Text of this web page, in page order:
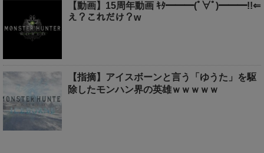
【動画】15周年動画 ｷﾀ━━━(ﾟ∀ﾟ)━━━!!⇐
え？これだけ？w
【指摘】アイスボーンと言う「ゆうた」を駆
除したモンハン界の英雄ｗｗｗｗｗ